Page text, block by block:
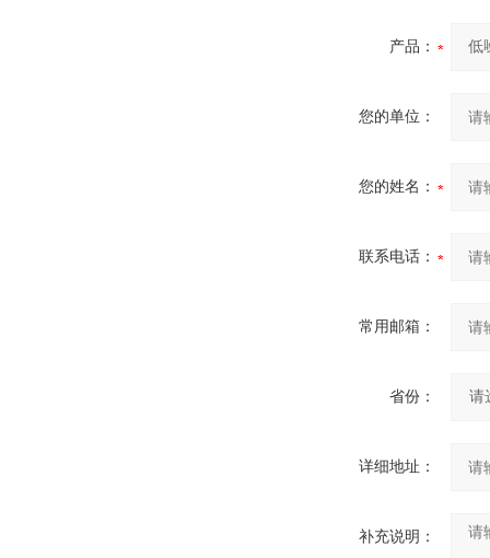
产品：
您的单位：
您的姓名：
联系电话：
常用邮箱：
省份：
详细地址：
补充说明：